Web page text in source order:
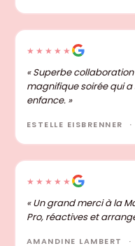
★★★★★
« Superbe
magnifique soirée qui
enfance. »
ESTELLE EISBRENNER ·
★★★★★
« Un grand merci à la
Pro, réactives et
AMANDINE LAMBERT ·